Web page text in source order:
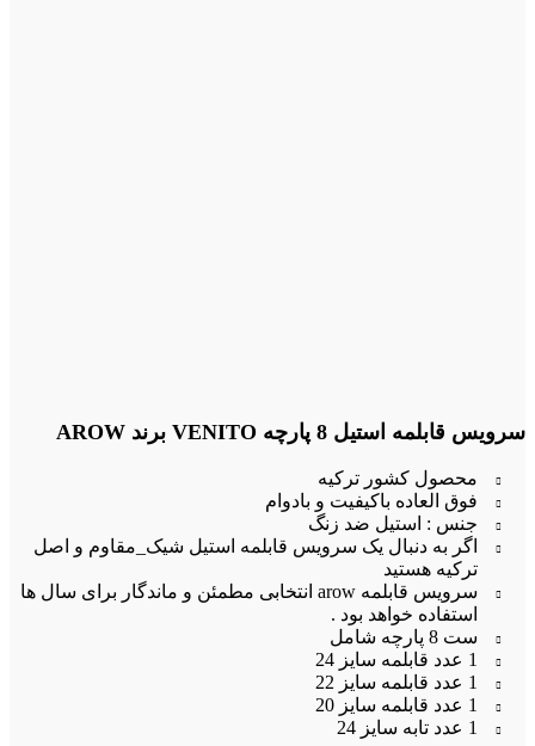
سرویس قابلمه استیل 8 پارچه VENITO برند AROW
محصول کشور ترکیه
فوق العاده باکیفیت و بادوام
جنس : استیل ضد زنگ
اگر به دنبال یک سرویس قابلمه استیل شیک_مقاوم و اصل
ترکیه هستید
سرویس قابلمه arow انتخابی مطمئن و ماندگار برای سال ها
استفاده خواهد بود .
ست 8 پارچه شامل
1 عدد قابلمه سایز 24
1 عدد قابلمه سایز 22
1 عدد قابلمه سایز 20
1 عدد تابه سایز 24